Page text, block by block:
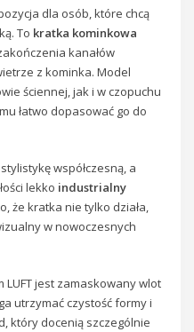
dla osób, które chcą
To kratka kominkowa
kanałów
z kominka. Model
ściennej, jak i w czopuchu
łatwo dopasować go do
współczesną, a
lekko industrialny
że kratka nie tylko działa,
w nowoczesnych
jest zamaskowany wlot
utrzymać czystość formy i
który docenią szczególnie